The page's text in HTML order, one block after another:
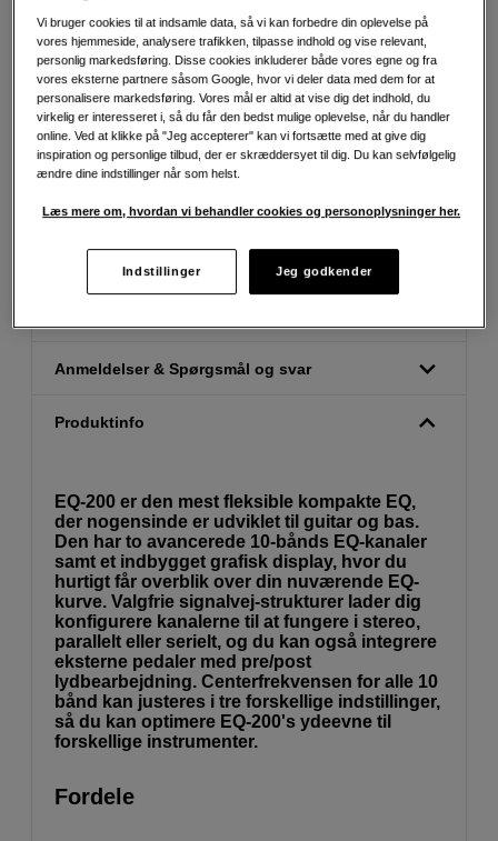
Fri fragt ved køb over 500 kr.
30 dages returret
Anmeldelser & Spørgsmål og svar
Produktinfo
EQ-200 er den mest fleksible kompakte EQ,
der nogensinde er udviklet til guitar og bas.
Den har to avancerede 10-bånds EQ-kanaler
samt et indbygget grafisk display, hvor du
hurtigt får overblik over din nuværende EQ-
kurve. Valgfrie signalvej-strukturer lader dig
konfigurere kanalerne til at fungere i stereo,
parallelt eller serielt, og du kan også integrere
eksterne pedaler med pre/post
lydbearbejdning. Centerfrekvensen for alle 10
bånd kan justeres i tre forskellige indstillinger,
så du kan optimere EQ-200's ydeevne til
forskellige instrumenter.
Fordele
Vi bruger cookies til at indsamle data, så vi kan forbedre din oplevelse på
vores hjemmeside, analysere trafikken, tilpasse indhold og vise relevant,
personlig markedsføring. Disse cookies inkluderer både vores egne og fra
vores eksterne partnere såsom Google, hvor vi deler data med dem for at
personalisere markedsføring. Vores mål er altid at vise dig det indhold, du
virkelig er interesseret i, så du får den bedst mulige oplevelse, når du handler
online. Ved at klikke på "Jeg accepterer" kan vi fortsætte med at give dig
inspiration og personlige tilbud, der er skræddersyet til dig. Du kan selvfølgelig
ændre dine indstillinger når som helst.
Læs mere om, hvordan vi behandler cookies og personoplysninger her.
Indstillinger Jeg godkender